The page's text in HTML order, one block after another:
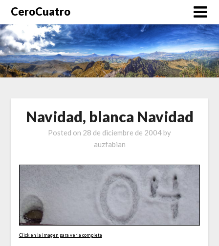
CeroCuatro
Navidad, blanca Navidad
Posted on 28 de diciembre de 2004 by
auzfabian
Click en la imagen para verla completa